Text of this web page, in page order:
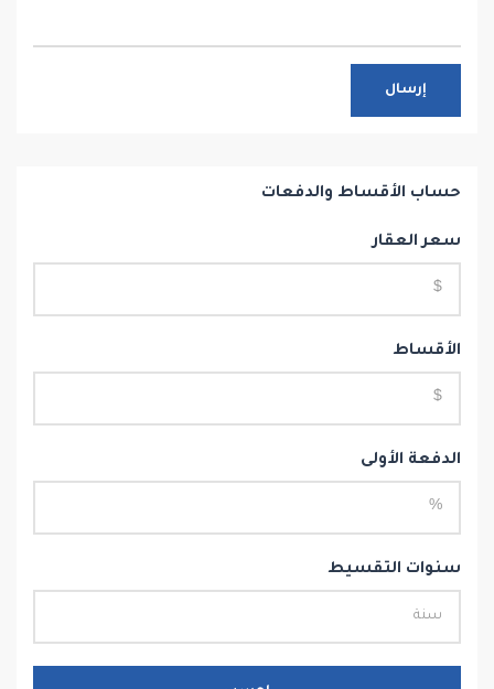
إرسال
حساب الأقساط والدفعات
سعر العقار
الأقساط
الدفعة الأولى
سنوات التقسيط